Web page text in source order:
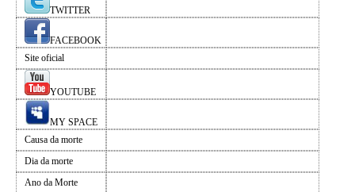
TWITTER
FACEBOOK
Site oficial
YOUTUBE
MY SPACE
Causa da morte
Dia da morte
Ano da Morte